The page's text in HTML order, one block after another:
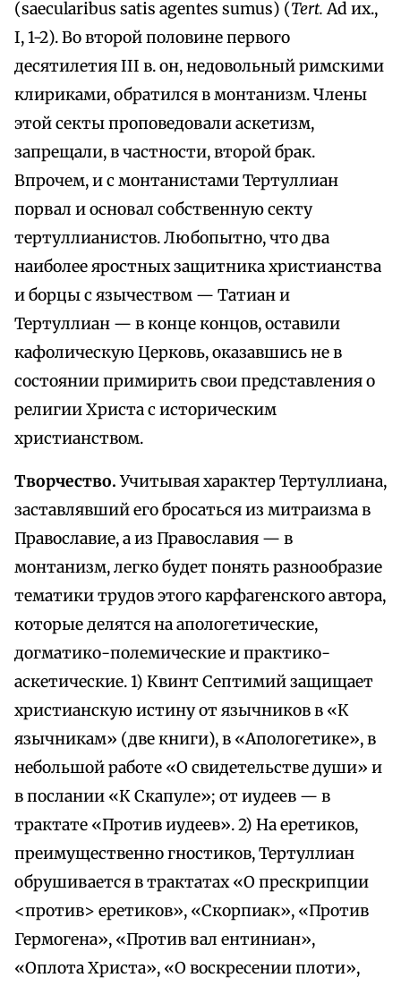
(saecularibus satis agentes sumus) (Tert.Ad их.,
I, 1-2). Во второй половине первого
десятилетия III в. он, недовольный римскими
клириками, обратился в монтанизм. Члены
этой секты проповедовали аскетизм,
запрещали, в частности, второй брак.
Впрочем, и с монтанистами Тертуллиан
порвал и основал собственную секту
тертуллианистов. Любопытно, что два
наиболее яростных защитника христианства
и борцы с язычеством — Татиан и
Тертуллиан — в конце концов, оставили
кафолическую Церковь, оказавшись не в
состоянии примирить свои представления о
религии Христа с историческим
христианством.
Творчество.Учитывая характер Тертуллиана,
заставлявший его бросаться из митраизма в
Православие, а из Православия — в
монтанизм, легко будет понять разнообразие
тематики трудов этого карфагенского автора,
которые делятся на апологетические,
догматико-полемические и практико-
аскетические. 1) Квинт Септимий защищает
христианскую истину от язычников в «К
язычникам» (две книги), в «Апологетике», в
небольшой работе «О свидетельстве души» и
в послании «К Скапуле»; от иудеев — в
трактате «Против иудеев». 2) На еретиков,
преимущественно гностиков, Тертуллиан
обрушивается в трактатах «О прескрипции
<против> еретиков», «Скорпиак», «Против
Гермогена», «Против вал ентиниан»,
«Оплота Христа», «О воскресении плоти»,